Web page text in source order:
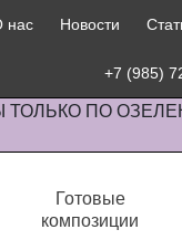
нас Новости
+7 (985)
ТОЛЬКО ПО
Готовые
композиции